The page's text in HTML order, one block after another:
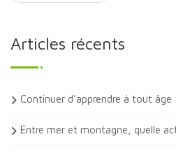
Articles récents
Continuer d’apprendre à tout
Entre mer et montagne, quelle